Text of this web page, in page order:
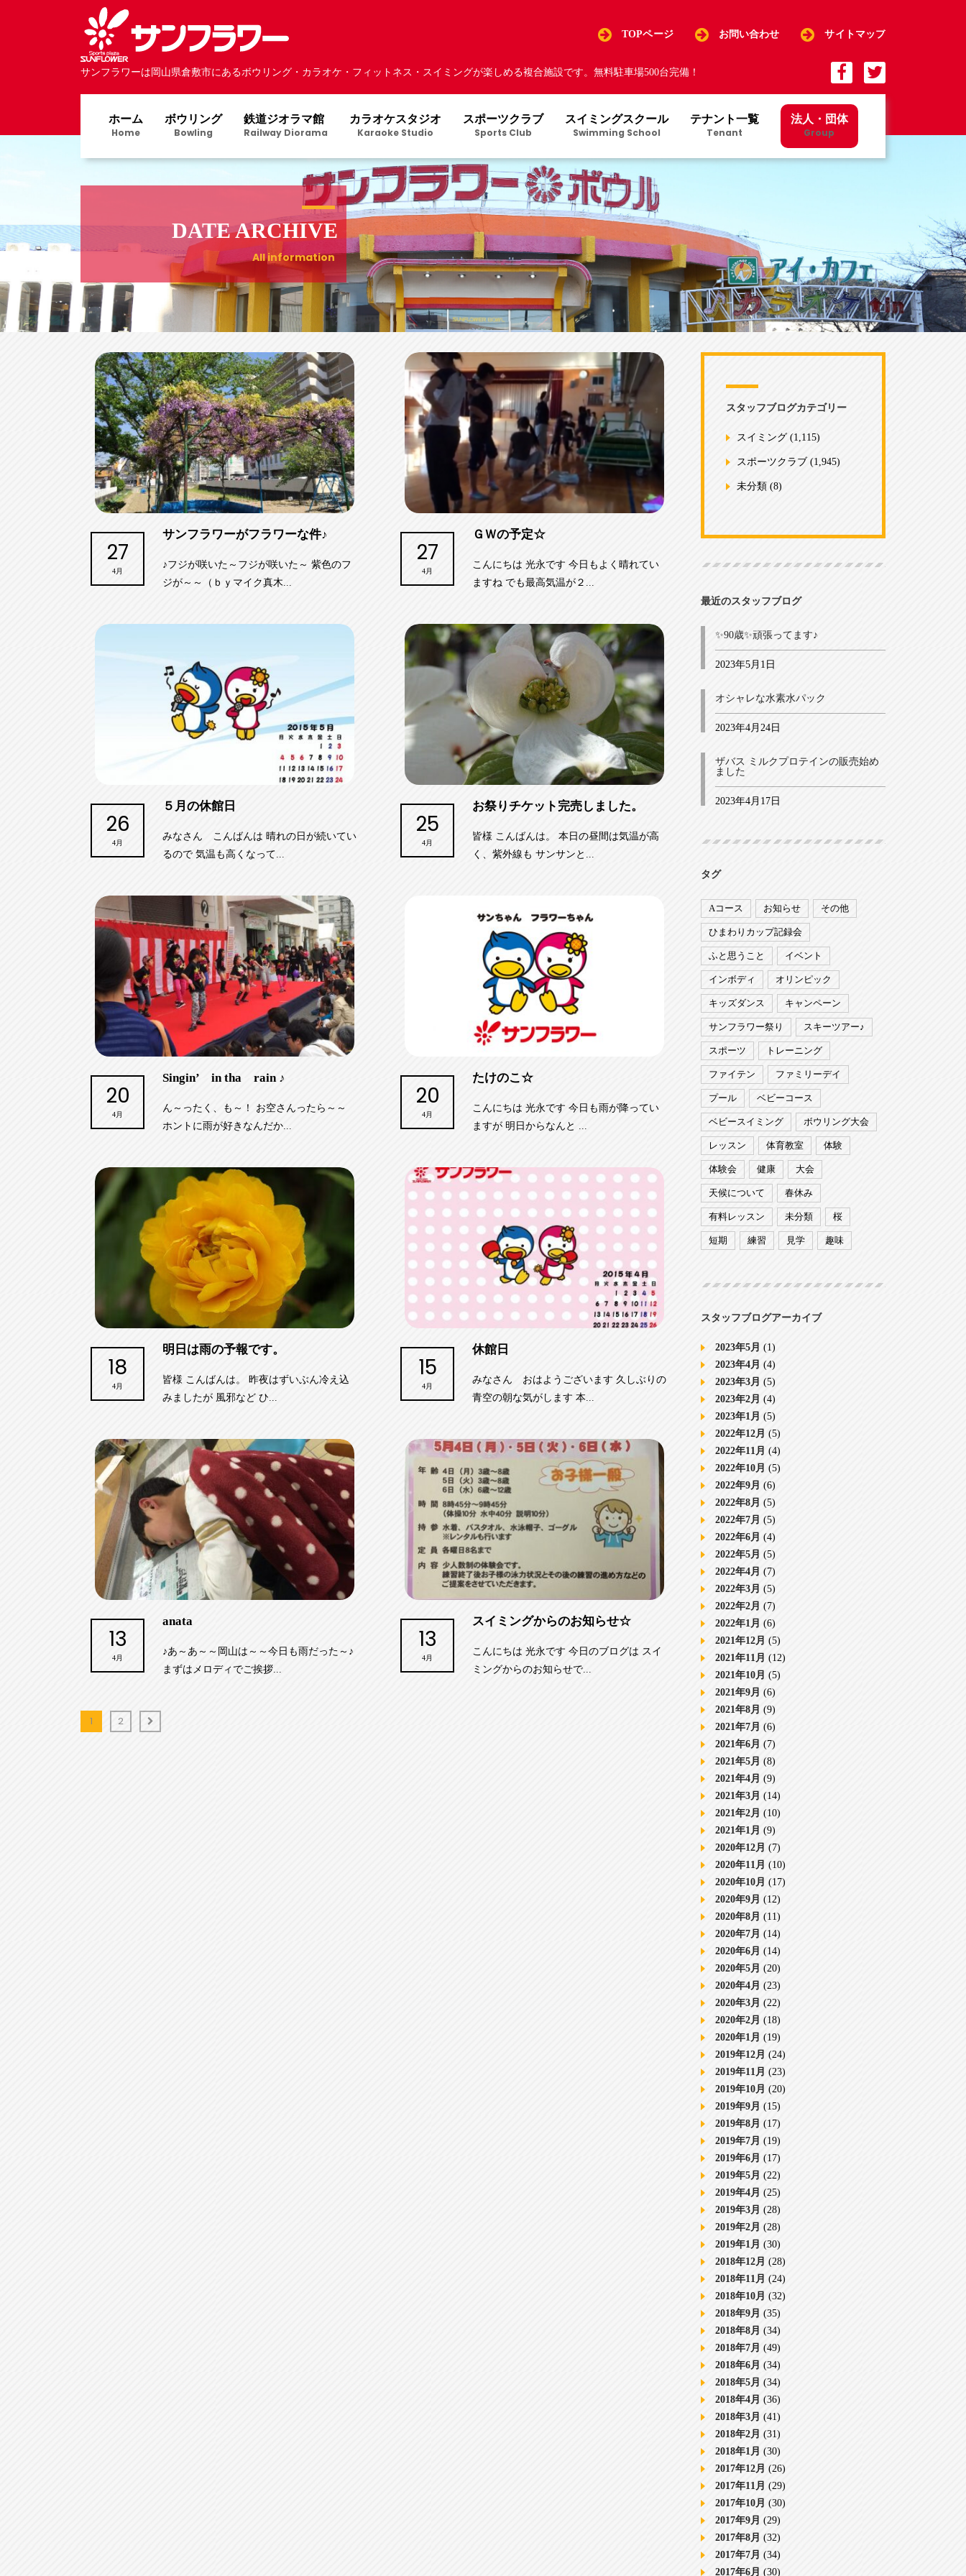
TOPページ お問い合わせ サイトマップ
サンフラワーは岡山県倉敷市にあるボウリング・カラオケ・フィットネス・スイミングが楽しめる複合施設です。無料駐車場500台完備！
ホーム
Home
ボウリング
Bowling
鉄道ジオラマ館
Railway Diorama
カラオケスタジオ
Karaoke Studio
スポーツクラブ
Sports Club
スイミングスクール
Swimming School
テナント一覧
Tenant
法人・団体
Group
DATE ARCHIVE
All information
27
4月
サンフラワーがフラワーな件♪
♪フジが咲いた～フジが咲いた～ 紫色のフ
ジが～～（ｂｙマイク真木...
27
4月
ＧＷの予定☆
こんにちは 光永です 今日もよく晴れてい
ますね でも最高気温が２...
26
4月
５月の休館日
みなさん こんばんは 晴れの日が続いてい
るので 気温も高くなって...
25
4月
お祭りチケット完売しました。
皆様 こんばんは。 本日の昼間は気温が高
く、紫外線も サンサンと...
20
4月
Singin’ in tha rain ♪
ん～ったく、も～！ お空さんったら～～
ホントに雨が好きなんだか...
20
4月
たけのこ☆
こんにちは 光永です 今日も雨が降ってい
ますが 明日からなんと ...
18
4月
明日は雨の予報です。
皆様 こんばんは。 昨夜はずいぶん冷え込
みましたが 風邪など ひ...
15
4月
休館日
みなさん おはようございます 久しぶりの
青空の朝な気がします 本...
13
4月
anata
♪あ～あ～～岡山は～～今日も雨だった～♪
まずはメロディでご挨拶...
13
4月
スイミングからのお知らせ☆
こんにちは 光永です 今日のブログは スイ
ミングからのお知らせで...
1 2
スタッフブログカテゴリー
スイミング(1,115)
スポーツクラブ (1,945)
未分類(8)
最近のスタッフブログ
✨90歳✨頑張ってます♪
2023年5月1日
オシャレな水素水パック
2023年4月24日
ザバス ミルクプロテインの販売始め
ました
2023年4月17日
タグ
Aコース お知らせ その他
ひまわりカップ記録会
ふと思うこと イベント
インボディ オリンピック
キッズダンス キャンペーン
サンフラワー祭り スキーツアー♪
スポーツ トレーニング
ファイテン ファミリーデイ
プール ベビーコース
ベビースイミング ボウリング大会
レッスン 体育教室 体験
体験会 健康 大会
天候について 春休み
有料レッスン 未分類 桜
短期 練習 見学 趣味
スタッフブログアーカイブ
2023年5月 (1)
2023年4月 (4)
2023年3月 (5)
2023年2月 (4)
2023年1月 (5)
2022年12月 (5)
2022年11月 (4)
2022年10月 (5)
2022年9月 (6)
2022年8月 (5)
2022年7月 (5)
2022年6月 (4)
2022年5月 (5)
2022年4月 (7)
2022年3月 (5)
2022年2月 (7)
2022年1月 (6)
2021年12月 (5)
2021年11月 (12)
2021年10月 (5)
2021年9月 (6)
2021年8月 (9)
2021年7月 (6)
2021年6月 (7)
2021年5月 (8)
2021年4月 (9)
2021年3月 (14)
2021年2月 (10)
2021年1月 (9)
2020年12月 (7)
2020年11月 (10)
2020年10月 (17)
2020年9月 (12)
2020年8月 (11)
2020年7月 (14)
2020年6月 (14)
2020年5月 (20)
2020年4月 (23)
2020年3月 (22)
2020年2月 (18)
2020年1月 (19)
2019年12月 (24)
2019年11月 (23)
2019年10月 (20)
2019年9月 (15)
2019年8月 (17)
2019年7月 (19)
2019年6月 (17)
2019年5月 (22)
2019年4月 (25)
2019年3月 (28)
2019年2月 (28)
2019年1月 (30)
2018年12月 (28)
2018年11月 (24)
2018年10月 (32)
2018年9月 (35)
2018年8月 (34)
2018年7月 (49)
2018年6月 (34)
2018年5月 (34)
2018年4月 (36)
2018年3月 (41)
2018年2月 (31)
2018年1月 (30)
2017年12月 (26)
2017年11月 (29)
2017年10月 (30)
2017年9月 (29)
2017年8月 (32)
2017年7月 (34)
2017年6月 (30)